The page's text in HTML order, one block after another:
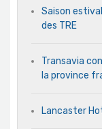
Saison
des TRE
Transavia
la province
Lancaster